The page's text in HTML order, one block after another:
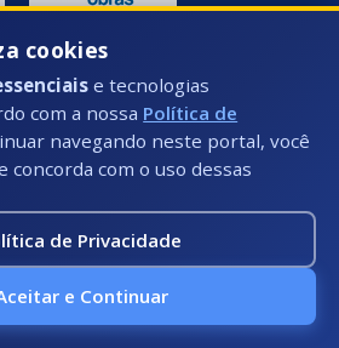
79 - Centro, Presidente
000
cookies
e tecnologias
com a nossa Política de
navegando neste portal, você
concorda com o uso dessas
de Privacidade
e Continuar